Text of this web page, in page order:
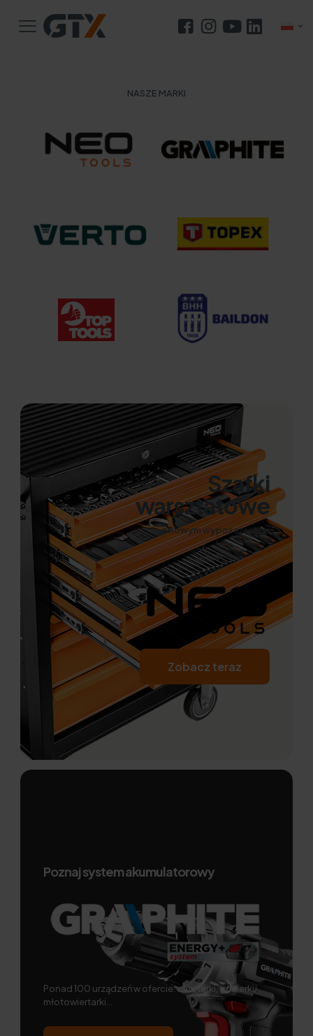
NASZE MARKI
Szafki
warsztatowe
z nowym wyposażeniem
Zobacz teraz
Poznaj system akumulatorowy
Ponad 100 urządzeń w ofercie: wkretarki, szlifierki,
młotowiertarki...